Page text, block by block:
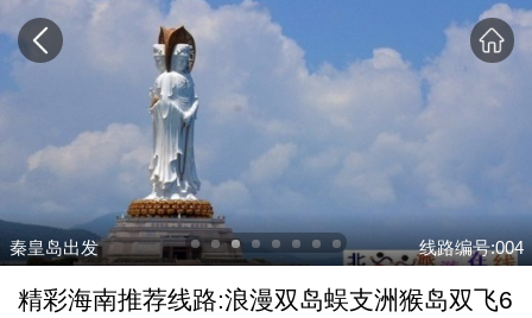
秦皇岛出发 线路编号:004
精彩海南推荐线路:浪漫双岛蜈支洲猴岛双飞6